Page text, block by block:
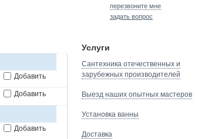
перезвоните мне
задать вопрос
Добавить
Добавить
Добавить
Услуги
Сантехника отечественных и
зарубежных производителей
Выезд наших опытных мастеров
Установка ванны
Доставка